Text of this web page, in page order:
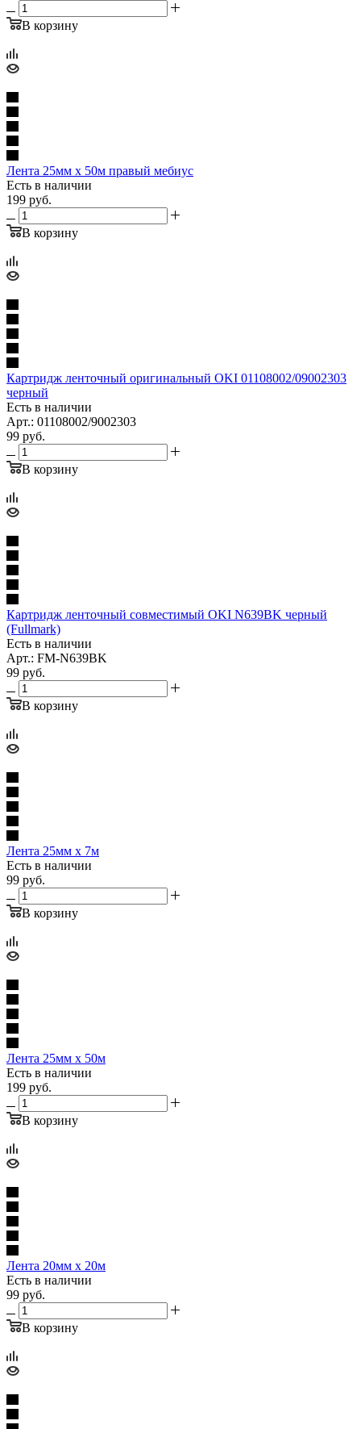
В корзину
Лента 25мм х 50м правый мебиус
Есть в наличии
199 руб.
В корзину
Картридж ленточный оригинальный OKI 01108002/09002303
черный
Есть в наличии
Арт.: 01108002/9002303
99 руб.
В корзину
Картридж ленточный совместимый OKI N639BK черный
(Fullmark)
Есть в наличии
Арт.: FM-N639BK
99 руб.
В корзину
Лента 25мм х 7м
Есть в наличии
99 руб.
В корзину
Лента 25мм х 50м
Есть в наличии
199 руб.
В корзину
Лента 20мм х 20м
Есть в наличии
99 руб.
В корзину